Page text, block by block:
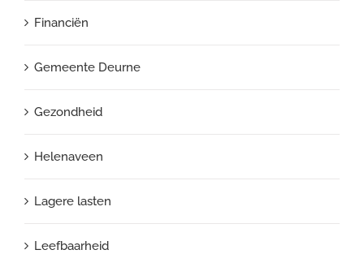
Financiën
Gemeente Deurne
Gezondheid
Helenaveen
Lagere lasten
Leefbaarheid